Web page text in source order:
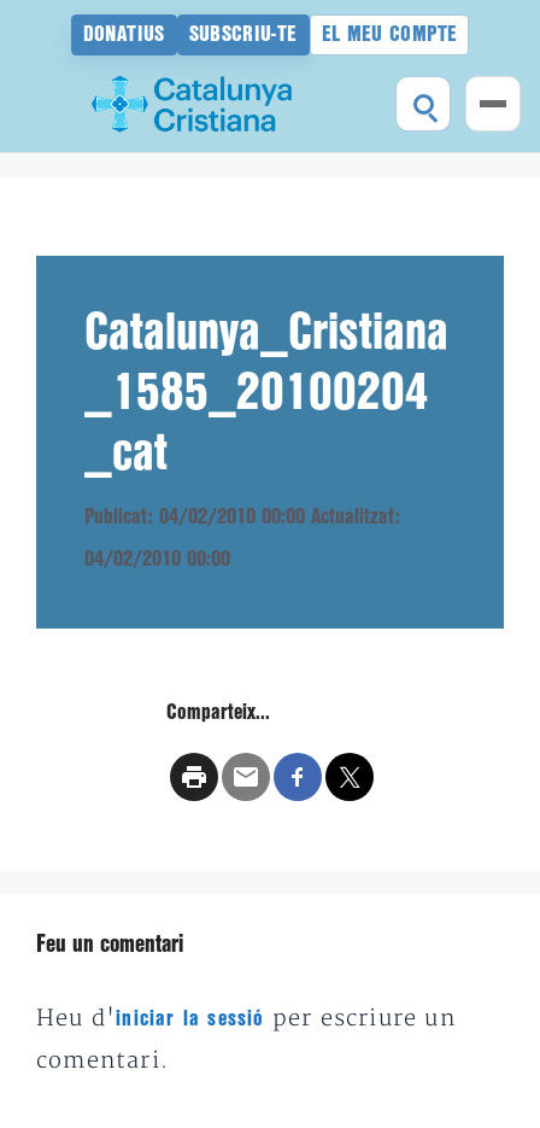
DONATIUS SUBSCRIU-TE EL MEU COMPTE
Catalunya_Cristiana
_1585_20100204
_cat
Publicat: 04/02/2010 00:00 Actualitzat:
04/02/2010 00:00
Comparteix...
Feu un comentari
Heu d'iniciar la sessió
per escriure un
comentari.